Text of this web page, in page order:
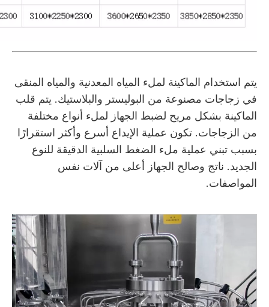
يتم استخدام الماكينة لملء المياه المعدنية والمياه المنقى
في زجاجات مصنوعة من البوليستر والبلاستيك. يتم قلب
الماكينة بشكل مريح لضبط الجهاز لملء أنواع مختلفة
من الزجاجات. تكون عملية الإيداع أسرع وأكثر استقرارًا
بسبب تبني عملية ملء الضغط السلبية الدقيقة للنوع
الجديد. ناتج وصالح الجهاز أعلى من آلات نفس
المواصفات.